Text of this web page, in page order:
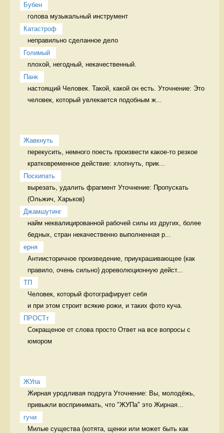
Бубен
голова музыкальный инструмент
Катастроф
неправильно сделанное дело
Голимый
плохой, негодный, некачественный.
Панк
настоящий Человек. Такой, какой он есть. Уточнение: Это
человек, который увлекается подобным ж...
Жавкнуть
перекусить, немного поесть произвести какое-то резкое
кратковременное действие: хлопнуть, прик...
Поскипать
вырезать, удалить фрагмент Уточнение: Пропускать
Джамшутинг
найм неквалицированной рабочей силы из других, более
бедных, стран некачественно выполненная р...
ерня
Антиисторичное произведение, приукрашивающее (как
правило, очень сильно) дореволюционную дейст...
ТП
Человек, который фотографирует себя
и при этом строит всякие рожи, и таких фото куча.
ПРОСТт
Сокращеное от слова просто Ответ на все вопросы с
юмором
ЖУпа
Жирная уродливая подруга Уточнение: Вы, молодёжь,
привыкли воспринимать, что "ЖУПа" это Жирная...
гучи
Милые существа (котята, щенки или может быть как